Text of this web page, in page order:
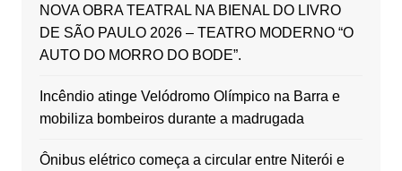
NOVA OBRA TEATRAL NA BIENAL DO LIVRO
DE SÃO PAULO 2026 – TEATRO MODERNO “O
AUTO DO MORRO DO BODE”.
Incêndio atinge Velódromo Olímpico na Barra e
mobiliza bombeiros durante a madrugada
Ônibus elétrico começa a circular entre Niterói e